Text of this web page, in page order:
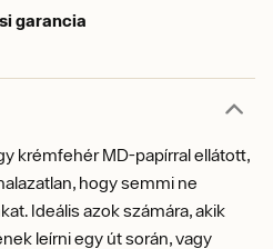
garancia
krémfehér MD-papírral ellátott,
hogy semmi ne
Ideális azok számára, akik
leírni egy út során, vagy